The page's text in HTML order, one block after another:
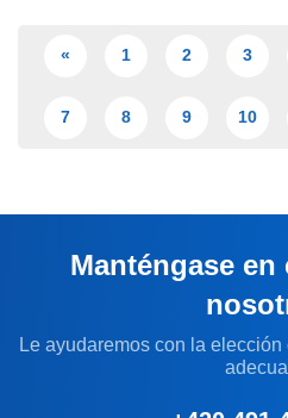
« 1 2 3
7 8 9 10
Manténgase
Le ayudaremos con la